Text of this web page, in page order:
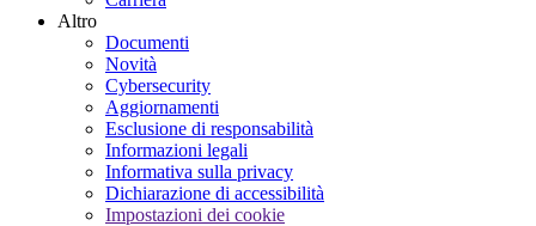
Altro
Documenti
Novità
Cybersecurity
Aggiornamenti
Esclusione di responsabilità
Informazioni legali
Informativa sulla privacy
Dichiarazione di accessibilità
Impostazioni dei cookie